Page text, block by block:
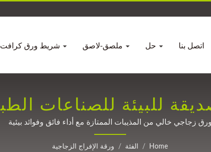
اتصل بنا
للبيئة للصناعات
ورق زجاجي خالي من المذيبات الممتازة مع أداء فائق وفوائد بيئية
Home
/ الفئة / ورقة الإفراج الزجاجية